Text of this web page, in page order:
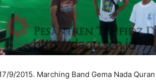
9/2015. Marching Band Gema Nada